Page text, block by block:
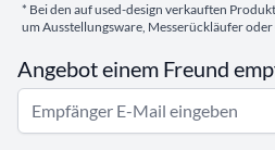
* Bei den auf used-design verkauften
um Ausstellungsware, Messerückläufer
Angebot einem Freund